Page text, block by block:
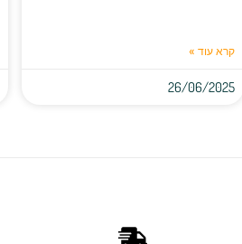
קרא עוד »
26/06/2025